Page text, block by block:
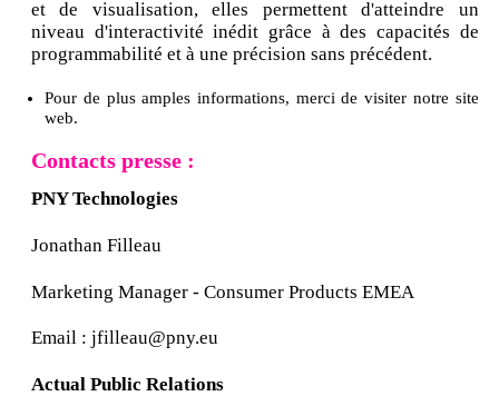
et de visualisation, elles permettent d'atteindre un
niveau d'interactivité inédit grâce à des capacités de
programmabilité et à une précision sans précédent.
Pour de plus amples informations, merci de visiter notre site
web.
Contacts presse :
PNY Technologies
Jonathan Filleau
Marketing Manager - Consumer Products EMEA
Email : jfilleau@pny.eu
Actual Public Relations